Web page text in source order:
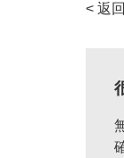
< 返